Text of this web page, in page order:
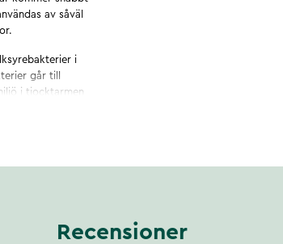
av såväl
i
går till
i tjocktarmen
Recensioner